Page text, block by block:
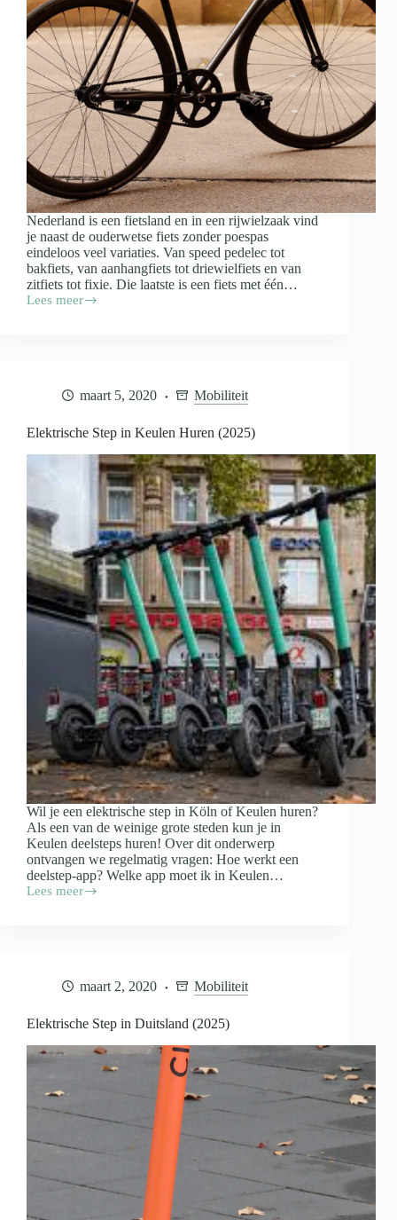
Nederland is een fietsland en in een rijwielzaak vind
je naast de ouderwetse fiets zonder poespas
eindeloos veel variaties. Van speed pedelec tot
bakfiets, van aanhangfiets tot driewielfiets en van
zitfiets tot fixie. Die laatste is een fiets met één…
Lees meer
Wat
maart 5, 2020 Mobiliteit
Elektrische Step in Keulen Huren (2025)
Wil je een elektrische step in Köln of Keulen huren?
Als een van de weinige grote steden kun je in
Keulen deelsteps huren! Over dit onderwerp
ontvangen we regelmatig vragen: Hoe werkt een
deelstep-app? Welke app moet ik in Keulen…
Lees meer
Elektrische
maart 2, 2020 Mobiliteit
Elektrische Step in Duitsland (2025)